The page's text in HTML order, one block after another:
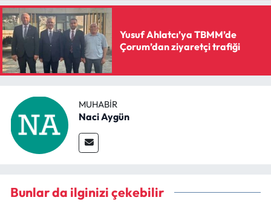
Yusuf Ahlatcı’ya TBMM’de
Çorum’dan ziyaretçi trafiği
MUHABIR
Naci Aygün
Bunlar da ilginizi çekebilir